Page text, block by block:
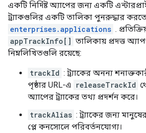
একটি নির্দিষ্ট অ্যাপের জন্য একটি
ট্র্যাকগুলির একটি তালিকা পুনরুদ্ধার
enterprises.applications .
appTrackInfo[] তালিকায় প্রদত্ত
নিম্নলিখিতগুলি রয়েছে:
trackId : ট্র্যাকের অনন্য
পৃষ্ঠার URL-এ
releaseTrackId
অ্যাপের ট্র্যাকের তথ্য প্রদর্শন করে।
trackAlias : ট্র্যাকের জন্য
প্লে কনসোলে পরিবর্তনযোগ্য।